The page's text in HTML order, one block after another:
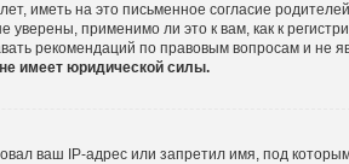
иметь на это письменное согласие
применимо ли это к вам, как к
рекомендаций по правовым вопросам и не
имеет юридической силы.
ваш IP-адрес или запретил имя, под